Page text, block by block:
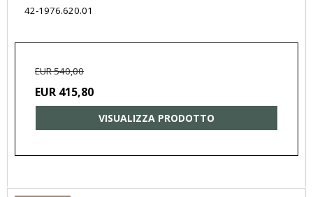
42-1976.620.01
EUR 540,00
EUR 415,80
VISUALIZZA PRODOTTO